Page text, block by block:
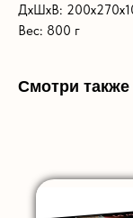
ДxШxВ:
Вес: 800 г
Смотри также